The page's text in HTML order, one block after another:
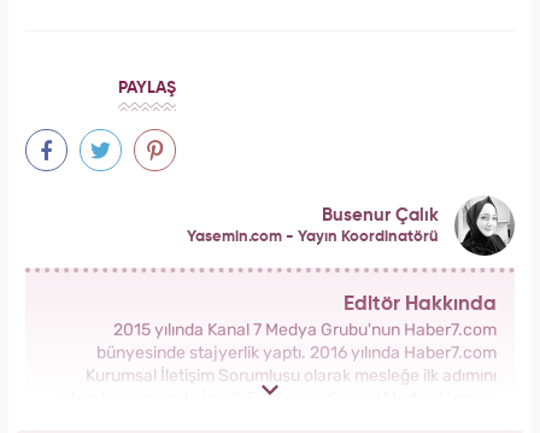
PAYLAŞ
Busenur Çalık
Yasemin.com - Yayın Koordinatörü
Editör Hakkında
2015 yılında Kanal 7 Medya Grubu'nun Haber7.com
bünyesinde stajyerlik yaptı. 2016 yılında Haber7.com
Kurumsal İletişim Sorumlusu olarak mesleğe ilk adımını
atarak sonrasında İçerik Editörü ve Sosyal Medya Uzmanı